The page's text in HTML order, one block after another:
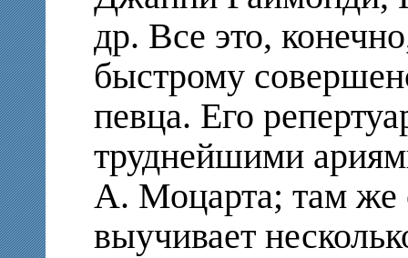
др. Все это,
быстрому
певца. Его
труднейшими
А. Моцарта; там же
выучивает